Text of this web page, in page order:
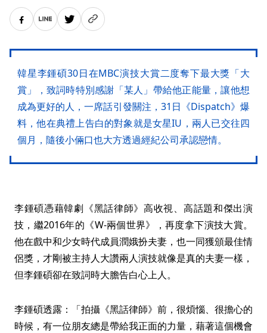
韓星李鍾碩30日在MBC演技大賞二度奪下最大獎「大
賞」，致詞時特別感謝「某人」帶給他正能量，讓他想
成為更好的人，一席話引發關注，31日《Dispatch》爆
料，他在典禮上告白的對象就是女星IU，兩人已交往四
個月，隨後小倆口也大方透過經紀公司承認戀情。
李鍾碩憑藉韓劇《黑話律師》高收視、高話題和傑出演
技，繼2016年的《W-兩個世界》，再度拿下演技大賞。
他在戲中和少女時代成員潤娥扮夫妻，也一同獲頒最佳情
侶獎，才剛被主持人大讚兩人演技就像是真的夫妻一樣，
但李鍾碩卻在致詞時大膽告白心上人。
李鍾碩透露：「拍攝《黑話律師》前，很煩惱、很擔心的
時候，有一位朋友總是帶給我正面的力量，藉著這個機會